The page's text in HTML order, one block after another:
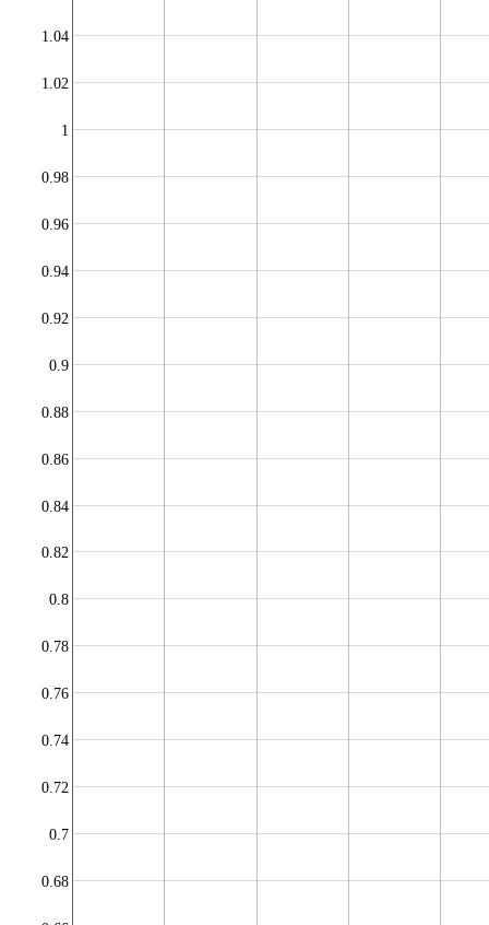
0.68
0.7
0.72
0.74
0.76
0.78
0.8
0.82
0.84
0.86
0.88
0.9
0.92
0.94
0.96
0.98
1
1.02
1.04